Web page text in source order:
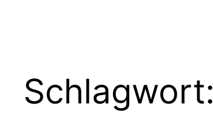
Schlagwort: